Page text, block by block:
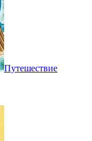
Путешествие